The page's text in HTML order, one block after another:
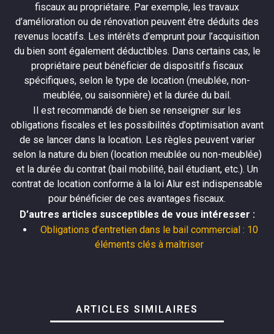
fiscaux au propriétaire. Par exemple, les travaux
d’amélioration ou de rénovation peuvent être déduits des
revenus locatifs. Les intérêts d’emprunt pour l’acquisition
du bien sont également déductibles. Dans certains cas, le
propriétaire peut bénéficier de dispositifs fiscaux
spécifiques, selon le type de location (meublée, non-
meublée, ou saisonnière) et la durée du bail.
Il est recommandé de bien se renseigner sur les
obligations fiscales et les possibilités d’optimisation avant
de se lancer dans la location. Les règles peuvent varier
selon la nature du bien (location meublée ou non-meublée)
et la durée du contrat (bail mobilité, bail étudiant, etc.). Un
contrat de location conforme à la loi Alur est indispensable
pour bénéficier de ces avantages fiscaux.
D’autres articles susceptibles de vous intéresser :
Obligations d’entretien dans le bail commercial : 10
éléments clés à maîtriser
ARTICLES SIMILAIRES